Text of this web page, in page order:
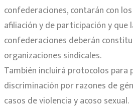
confederaciones, contarán con
afiliación y de participación y que
confederaciones deberán
organizaciones sindicales.
También incluirá protocolos para
discriminación por razones de
casos de violencia y acoso sexual.